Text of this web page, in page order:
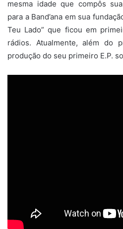
mesma idade que compôs
para a Band’ana em sua
Teu Lado” que ficou em
rádios. Atualmente, além do
produção do seu primeiro E.P.